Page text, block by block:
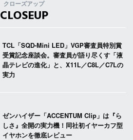
クローズアップ
CLOSEUP
TCL「SQD-Mini LED」VGP審査員特別賞
受賞記念座談会。審査員が語り尽くす「液
晶テレビの進化」と、X11L／C8L／C7Lの
実力
ゼンハイザー「ACCENTUM Clip」は『ら
しさ』全開の実力機！同社初イヤーカフ型
イヤホンを徹底レビュー